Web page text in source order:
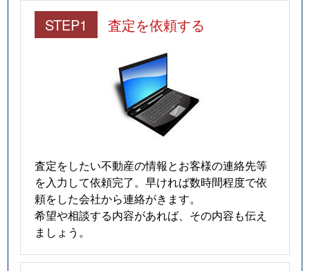
STEP1 査定を依頼する
査定をしたい不動産の情報とお客様の連絡先等
を入力して依頼完了。早ければ数時間程度で依
頼をした会社から連絡がきます。
希望や相談する内容があれば、その内容も伝え
ましょう。